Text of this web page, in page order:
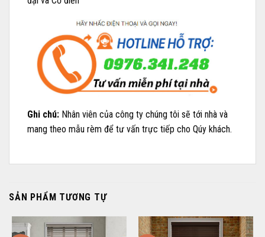
Ghi chú: Nhân viên của công ty chúng tôi sẽ tới nhà và
mang theo mẫu rèm để tư vấn trực tiếp cho Qúy khách.
SẢN PHẨM TƯƠNG TỰ